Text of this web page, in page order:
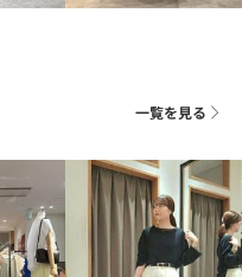
一覧を見る